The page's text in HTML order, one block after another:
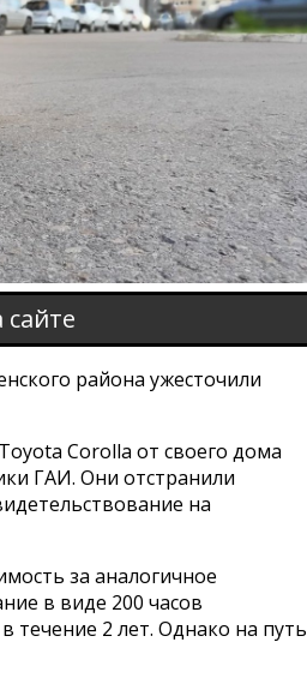
района ужесточили
Corolla от своего дома
ГАИ. Они отстранили
на
за аналогичное
в виде 200 часов
течение 2 лет. Однако на путь